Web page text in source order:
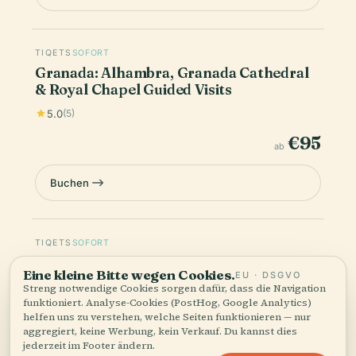
TIQETS SOFORT
Granada: Alhambra, Granada Cathedral
& Royal Chapel Guided Visits
5.0(5)
ab €95
Buchen
TIQETS SOFORT
Granada Cathedral & Royal Chapel:
Guided Tour
ab €42
Eine kleine Bitte wegen Cookies.EU · DSGVO
funktioniert. Analyse-Cookies (PostHog, Google Analytics)
helfen uns zu verstehen, welche Seiten funktionieren — nur
aggregiert, keine Werbung, kein Verkauf. Du kannst dies
jederzeit im Footer ändern.
Anpassen Alle ablehnen Alle akzeptieren